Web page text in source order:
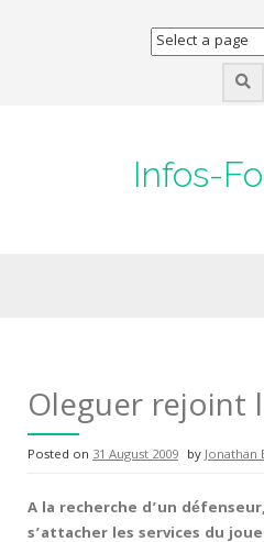
Infos-
Oleguer rejoint
Posted on 31 August 2009 byJonathan
A la recherche d’un
s’attacher les services du